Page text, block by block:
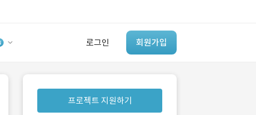
로그인 회원가입
유사사례 검색 AI
‘이런 거’ 만들어본
프로젝트 지원하기